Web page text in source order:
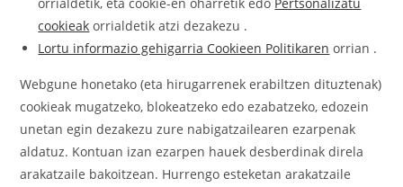
cookieak orrialdetik atzi dezakezu .
Lortu informazio gehigarria Cookieen Politikaren orrian .
Webgune honetako (eta hirugarrenek erabiltzen dituztenak)
cookieak mugatzeko, blokeatzeko edo ezabatzeko, edozein
unetan egin dezakezu zure nabigatzailearen ezarpenak
aldatuz. Kontuan izan ezarpen hauek desberdinak direla
arakatzaile bakoitzean. Hurrengo esteketan arakatzaile